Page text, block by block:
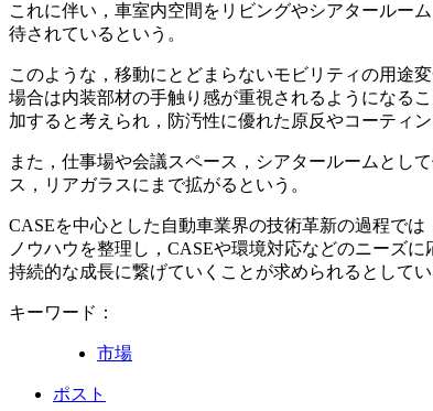
これに伴い，車室内空間をリビングやシアタールー
待されているという。
このような，移動にとどまらないモビリティの用途
場合は内装部材の手触り感が重視されるようになる
加すると考えられ，防汚性に優れた原反やコーティ
また，仕事場や会議スペース，シアタールームとし
ス，リアガラスにまで拡がるという。
​CASEを中心とした自動車業界の技術革新の過程で
ノウハウを整理し，CASEや環境対応などのニーズ
持続的な成長に繋げていくことが求められるとしてい
キーワード：
市場
ポスト